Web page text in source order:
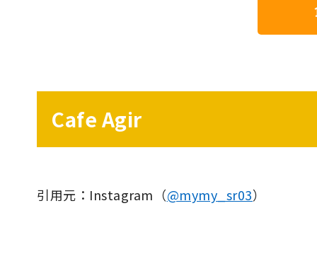
Cafe Agir
引用元：Instagram（@mymy_sr03）